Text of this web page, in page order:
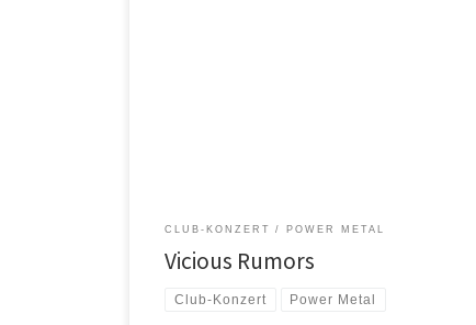
CLUB-KONZERT POWER METAL
Vicious Rumors
Club-Konzert Power Metal